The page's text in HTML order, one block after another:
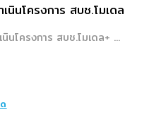
นินโครงการ สบช.โมเดล
นินโครงการ สบช.โมเดล+ ...